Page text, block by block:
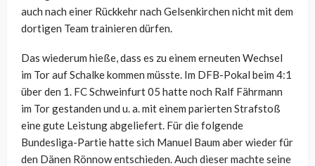
auch nach einer Rückkehr nach Gelsenkirchen nicht mit dem
dortigen Team trainieren dürfen.
Das wiederum hieße, dass es zu einem erneuten Wechsel
im Tor auf Schalke kommen müsste. Im DFB-Pokal beim 4:1
über den 1. FC Schweinfurt 05 hatte noch Ralf Fährmann
im Tor gestanden und u. a. mit einem parierten Strafstoß
eine gute Leistung abgeliefert. Für die folgende
Bundesliga-Partie hatte sich Manuel Baum aber wieder für
den Dänen Rönnow entschieden. Auch dieser machte seine